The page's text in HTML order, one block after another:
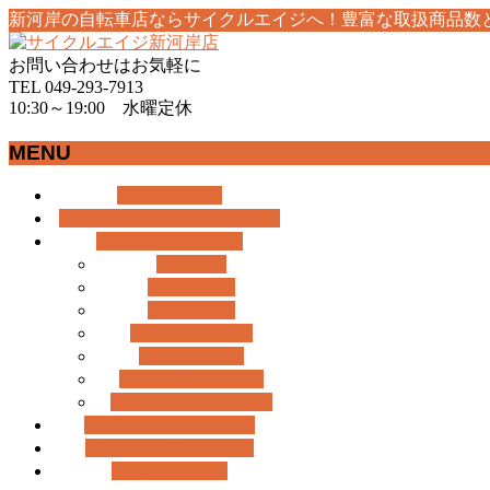
新河岸の自転車店ならサイクルエイジへ！豊富な取扱商品数
お問い合わせはお気軽に
TEL 049-293-7913
10:30～19:00 水曜定休
MENU